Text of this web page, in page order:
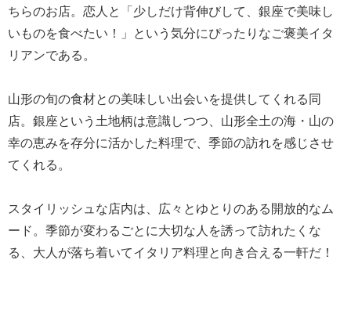
ちらのお店。恋人と「少しだけ背伸びして、銀座で美味し
いものを食べたい！」という気分にぴったりなご褒美イタ
リアンである。
山形の旬の食材との美味しい出会いを提供してくれる同
店。銀座という土地柄は意識しつつ、山形全土の海・山の
幸の恵みを存分に活かした料理で、季節の訪れを感じさせ
てくれる。
スタイリッシュな店内は、広々とゆとりのある開放的なム
ード。季節が変わるごとに大切な人を誘って訪れたくな
る、大人が落ち着いてイタリア料理と向き合える一軒だ！